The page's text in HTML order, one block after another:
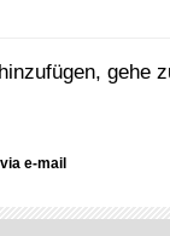
gehe
e-mail